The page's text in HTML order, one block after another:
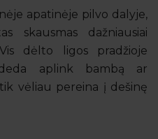
apatinėje pilvo dalyje,
skausmas dažniausiai
dėlto ligos pradžioje
aplink bambą ar
vėliau pereina į dešinę